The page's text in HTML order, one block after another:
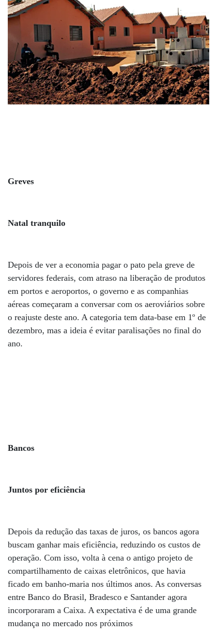
Greves
Natal tranquilo
Depois de ver a economia pagar o pato pela greve de
servidores federais, com atraso na liberação de produtos
em portos e aeroportos, o governo e as companhias
aéreas começaram a conversar com os aeroviários sobre
o reajuste deste ano. A categoria tem data-base em 1º de
dezembro, mas a ideia é evitar paralisações no final do
ano.
Bancos
Juntos por eficiência
Depois da redução das taxas de juros, os bancos agora
buscam ganhar mais eficiência, reduzindo os custos de
operação. Com isso, volta à cena o antigo projeto de
compartilhamento de caixas eletrônicos, que havia
ficado em banho-maria nos últimos anos. As conversas
entre Banco do Brasil, Bradesco e Santander agora
incorporaram a Caixa. A expectativa é de uma grande
mudança no mercado nos próximos